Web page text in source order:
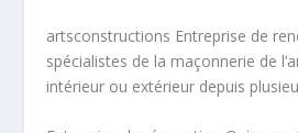
artsconstructions Entreprise de
spécialistes de la maçonnerie de
intérieur ou extérieur depuis